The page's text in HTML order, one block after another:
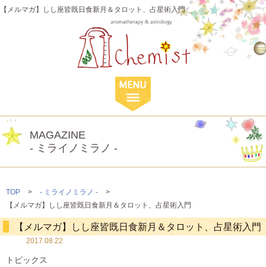
【メルマガ】しし座皆既日食新月＆タロット、占星術入門
MAGAZINE
- ミライノミラノ -
TOP > - ミライノミラノ -
>
【メルマガ】しし座皆既日食新月＆タロット、占星術入門
【メルマガ】しし座皆既日食新月＆タロット、占星術入門
2017.08.22
トピックス